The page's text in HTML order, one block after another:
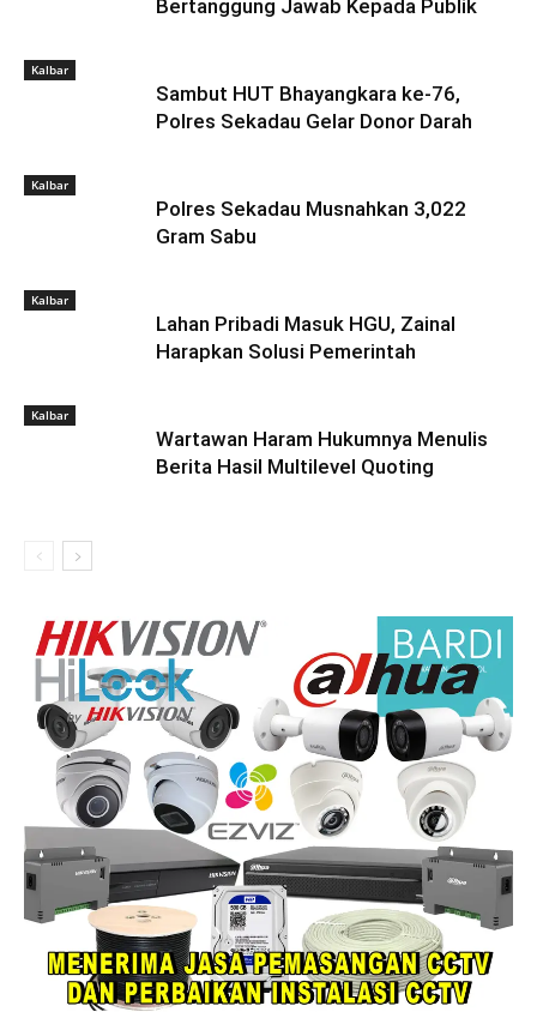
Bertanggung Jawab Kepada Publik
Kalbar
Sambut HUT Bhayangkara ke-76,
Polres Sekadau Gelar Donor Darah
Kalbar
Polres Sekadau Musnahkan 3,022
Gram Sabu
Kalbar
Lahan Pribadi Masuk HGU, Zainal
Harapkan Solusi Pemerintah
Kalbar
Wartawan Haram Hukumnya Menulis
Berita Hasil Multilevel Quoting